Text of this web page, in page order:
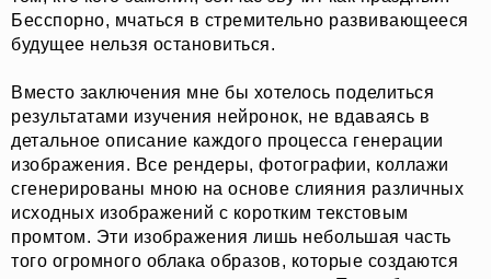
Бесспорно, мчаться в стремительно развивающееся
будущее нельзя остановиться.
Вместо заключения мне бы хотелось поделиться
результатами изучения нейронок, не вдаваясь в
детальное описание каждого процесса генерации
изображения. Все рендеры, фотографии, коллажи
сгенерированы мною на основе слияния различных
исходных изображений с коротким текстовым
промтом. Эти изображения лишь небольшая часть
того огромного облака образов, которые создаются